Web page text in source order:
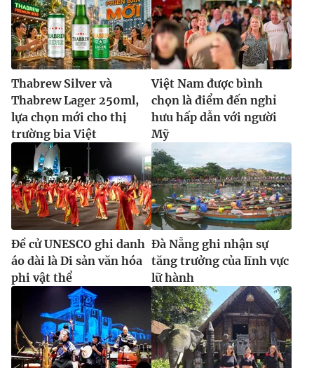
Thabrew Silver và
Thabrew Lager 250ml,
lựa chọn mới cho thị
trường bia Việt
Việt Nam được bình
chọn là điểm đến nghỉ
hưu hấp dẫn với người
Mỹ
Đề cử UNESCO ghi danh
áo dài là Di sản văn hóa
phi vật thể
Đà Nẵng ghi nhận sự
tăng trưởng của lĩnh vực
lữ hành